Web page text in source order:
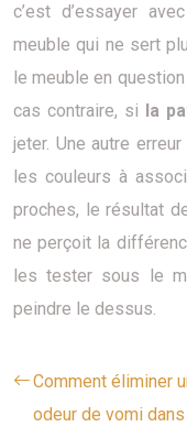
c’est d’essayer
meuble qui ne sert
le meuble en
cas contraire, si la
jeter. Une autre
les couleurs à
proches, le résultat
ne perçoit la
les tester sous le
peindre le dessus.
Comment éliminer
odeur de vomi